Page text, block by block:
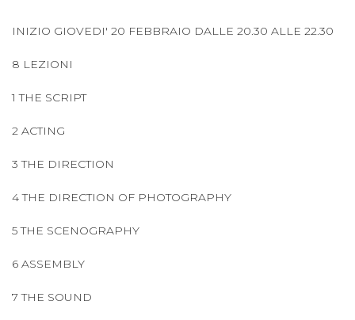
INIZIO GIOVEDI' 20 FEBBRAIO DALLE 20.30 ALLE 22.30
8 LEZIONI
1 THE SCRIPT
2 ACTING
3 THE DIRECTION
4 THE DIRECTION OF PHOTOGRAPHY
5 THE SCENOGRAPHY
6 ASSEMBLY
7 THE SOUND